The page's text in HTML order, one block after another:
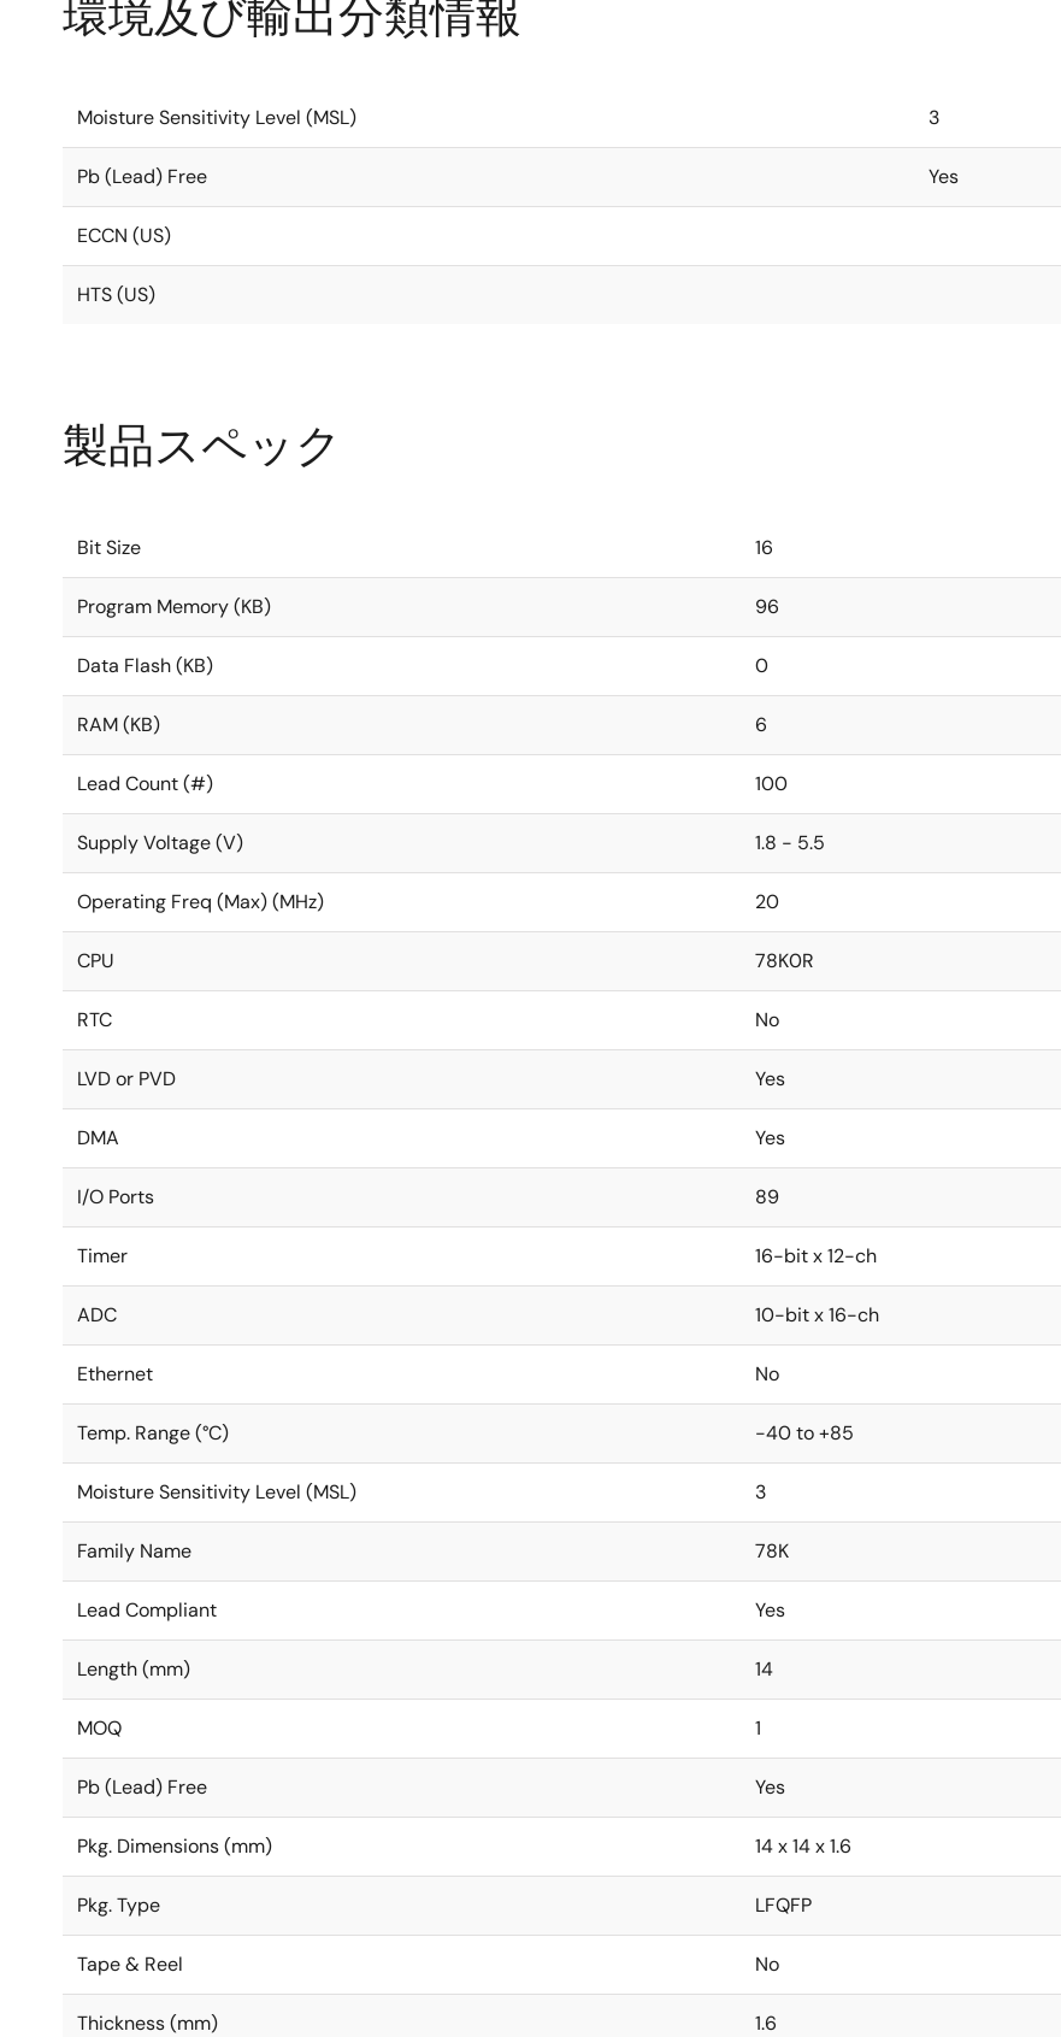
環境及び輸出分類情報
Moisture Sensitivity Level (MSL) 3
Pb (Lead) Free Yes
ECCN (US)
HTS (US)
製品スペック
Bit Size 16
Program Memory (KB) 96
Data Flash (KB) 0
RAM (KB) 6
Lead Count (#) 100
Supply Voltage (V) 1.8 - 5.5
Operating Freq (Max) (MHz) 20
CPU 78K0R
RTC No
LVD or PVD Yes
DMA Yes
I/O Ports 89
Timer 16-bit x 12-ch
ADC 10-bit x 16-ch
Ethernet No
Temp. Range (°C) -40 to +85
Moisture Sensitivity Level (MSL) 3
Family Name 78K
Lead Compliant Yes
Length (mm) 14
MOQ 1
Pb (Lead) Free Yes
Pkg. Dimensions (mm) 14 x 14 x 1.6
Pkg. Type LFQFP
Tape & Reel No
Thickness (mm) 1.6